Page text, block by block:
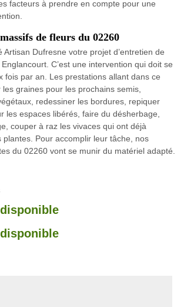
facteurs à prendre en compte pour une
de fleurs du 02260
Artisan Dufresne votre projet d’entretien de
C’est une intervention qui doit se
fois par an. Les prestations allant dans ce
graines pour les prochains semis,
redessiner les bordures, repiquer
les espaces libérés, faire du désherbage,
couper à raz les vivaces qui ont déjà
plantes. Pour accomplir leur tâche, nos
du 02260 vont se munir du matériel adapté.